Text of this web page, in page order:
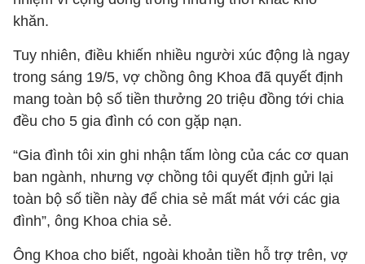
khăn.
Tuy nhiên, điều khiến nhiều người xúc động là ngay
trong sáng 19/5, vợ chồng ông Khoa đã quyết định
mang toàn bộ số tiền thưởng 20 triệu đồng tới chia
đều cho 5 gia đình có con gặp nạn.
“Gia đình tôi xin ghi nhận tấm lòng của các cơ quan
ban ngành, nhưng vợ chồng tôi quyết định gửi lại
toàn bộ số tiền này để chia sẻ mất mát với các gia
đình”, ông Khoa chia sẻ.
Ông Khoa cho biết, ngoài khoản tiền hỗ trợ trên, vợ